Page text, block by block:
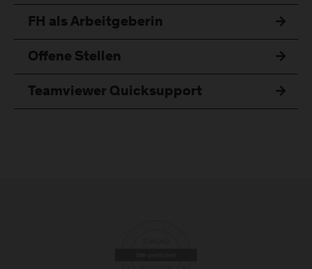
FH als Arbeitgeberin
Offene Stellen
Teamviewer Quicksupport